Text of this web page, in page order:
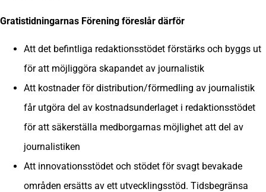
Gratistidningarnas Förening föreslår därför
Att det befintliga redaktionsstödet förstärks och byggs ut
för att möjliggöra skapandet av journalistik
Att kostnader för distribution/förmedling av journalistik
får utgöra del av kostnadsunderlaget i redaktionsstödet
för att säkerställa medborgarnas möjlighet att del av
journalistiken
Att innovationsstödet och stödet för svagt bevakade
områden ersätts av ett utvecklingsstöd. Tidsbegränsa